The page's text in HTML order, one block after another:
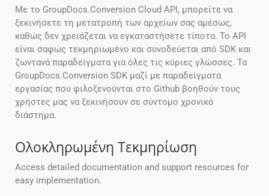
Με το GroupDocs.Conversion Cloud API, μπορείτε να
ξεκινήσετε τη μετατροπή των αρχείων σας αμέσως,
καθώς δεν χρειάζεται να εγκαταστήσετε τίποτα. Το API
είναι σαφώς τεκμηριωμένο και συνοδεύεται από SDK και
ζωντανά παραδείγματα για όλες τις κύριες γλώσσες. Τα
GroupDocs.Conversion SDK μαζί με παραδείγματα
εργασίας που φιλοξενούνται στο Github βοηθούν τους
χρήστες μας να ξεκινήσουν σε σύντομο χρονικό
διάστημα.
Ολοκληρωμένη Τεκμηρίωση
Access detailed documentation and support resources for
easy implementation.